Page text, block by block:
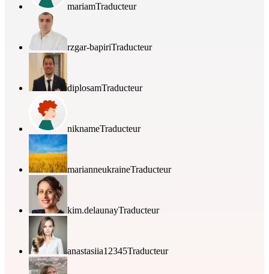
mariamTraducteur
rzgar-bapiriTraducteur
diplosamTraducteur
niknameTraducteur
marianneukraineTraducteur
kim.delaunayTraducteur
anastasiia12345Traducteur